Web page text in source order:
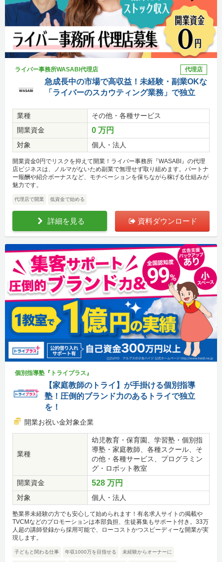
ライバー事務所WASABI代理店 代理店
急成長中の市場で高収益！未経験・副業OKな
「ライバーのスカウティング業務」で独立
業種
その他・各種サービス
開業資金
0 万円
対象 個人・法人
開業資金0円でリスクを抑えて開業！ライバー事務所『WASABI』の代理
店ビジネスは、ノルマがないため副業で無理せず取り組めます。パートナ
ー報酬や紹介ボーナスなど、モチベーションを保ちながら稼げる仕組みが
魅力です。
代理店で開業 低資金で始める
詳細を見る 資料ダウンロード
個別指導塾『トライプラス』
【家庭教師のトライ】が手掛ける個別指導
塾！圧倒的ブランド力のあるトライで独立
を！
開業お祝い金対象企業
業種
幼児教育・保育園、学習塾・個別指
導塾・家庭教師、各種スクール、そ
の他・各種サービス、プログラミン
グ・ロボット教室
開業資金
528 万円
対象 個人・法人
塾業界未経験の方でも安心して始められます！有名求人サイトの掲載や
TVCMなどのプロモーションは本部負担、生徒募集もサポート付き。33万
人超の講師登録から採用可能で、ローコストかつスピーディーな開業が実
現します。
子どもと関わる仕事 年収1000万を目指せる 未経験からオーナーに